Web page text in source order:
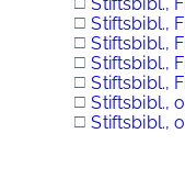
□ Stiftsbibl.,
□ Stiftsbibl.,
□ Stiftsbibl.,
□ Stiftsbibl.,
□ Stiftsbibl.,
□ Stiftsbibl.,